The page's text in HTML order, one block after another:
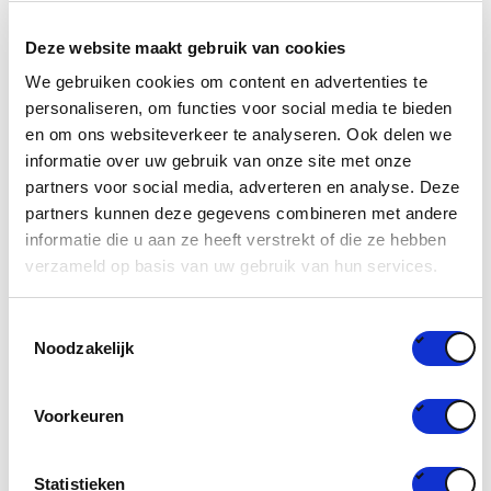
Deze website maakt gebruik van cookies
We gebruiken cookies om content en advertenties te
personaliseren, om functies voor social media te bieden
en om ons websiteverkeer te analyseren. Ook delen we
informatie over uw gebruik van onze site met onze
partners voor social media, adverteren en analyse. Deze
partners kunnen deze gegevens combineren met andere
informatie die u aan ze heeft verstrekt of die ze hebben
verzameld op basis van uw gebruik van hun services.
Noodzakelijk
Voorkeuren
Statistieken
CREAToR, Collection of raw materials, REmoval of flAme
reTardants and Reuse of secondary raw materials (H2020,
GA N ° 820477).
challenge in recycling, as a result of which many
extraction techniques are used to examine how additives